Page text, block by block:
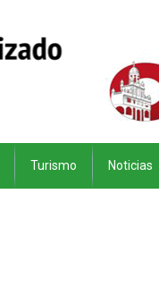
Turismo Noticias